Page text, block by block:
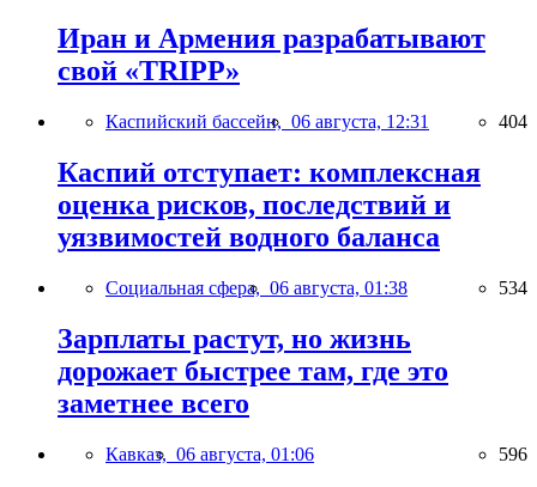
Иран и Армения разрабатывают
свой «TRIPP»
Каспийский бассейн, 06 августа, 12:31 404
Каспий отступает: комплексная
оценка рисков, последствий и
уязвимостей водного баланса
Социальная сфера, 06 августа, 01:38 534
Зарплаты растут, но жизнь
дорожает быстрее там, где это
заметнее всего
Кавказ, 06 августа, 01:06 596